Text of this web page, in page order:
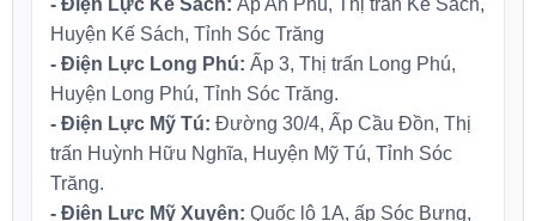
Huyện Kế Sách, Tỉnh Sóc Trăng
- Điện Lực Long Phú: Ấp 3, Thị trấn Long Phú,
Huyện Long Phú, Tỉnh Sóc Trăng.
- Điện Lực Mỹ Tú: Đường 30/4, Ấp Cầu Đồn, Thị
trấn Huỳnh Hữu Nghĩa, Huyện Mỹ Tú, Tỉnh Sóc
Trăng.
- Điện Lực Mỹ Xuyên: Quốc lộ 1A, ấp Sóc Bưng,